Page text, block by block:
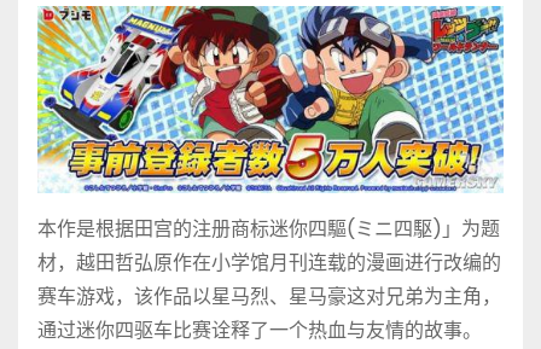
本作是根据田宫的注册商标迷你四驅(ミニ四駆)」为题
材，越田哲弘原作在小学馆月刊连载的漫画进行改编的
赛车游戏，该作品以星马烈、星马豪这对兄弟为主角，
通过迷你四驱车比赛诠释了一个热血与友情的故事。